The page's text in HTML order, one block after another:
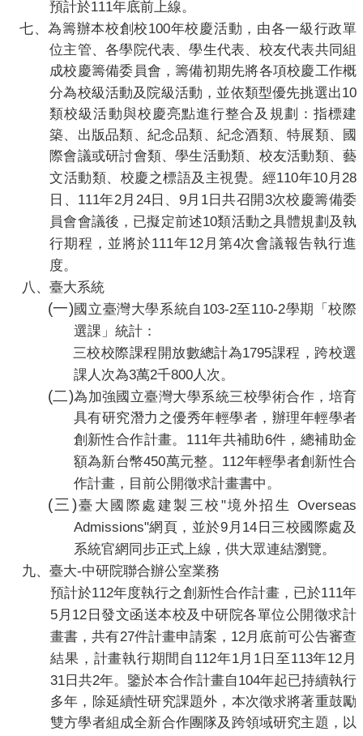
預計於111年底前上線。
七、為籌辦本校創校100年校慶活動，由各一級行政單
位主管、各學院代表、學生代表、校友代表共同組
成校慶籌備委員會，籌備初期先將各項校慶工作概
分為校級活動及院級活動，並依類型優先挑選出10
類校級活動與校慶亮點進行整合及規劃：指標建
築、出版品類、紀念品類、紀念酒類、特展類、國
際會議或研討會類、學生活動類、校友活動類、藝
文活動類、校慶之標語及主視覺。經110年10 月28
日、 111年2月 24日、 9月 1日共召開3次校慶籌備委
員會會議後，已擬定前述10類活動之具體規劃及執
行期程，並將於111年12月第4次會議報告執行進
度。
八、 臺大系統
(一)國立臺灣大學系統自 103-2至110-2學期「校際
選課」統計：
三校校際課程開放數總計為1795課程，跨校選
課人次為3萬2千800人次。
(二)為加強國立臺灣大學系統三校學術合作，培育
具有研究潛力之優秀年輕學者，辦理年輕學者
創新性合作計畫。 111年共補助6件，總補助金
額為新台幣450萬元整。 112年輕學者創新性合
作計畫，目前公開徵求計畫書中。
(三 )臺大國際處建製三校 "境外招生
Overseas
Admissions"網頁，並於9 月 14 日三校國際處及
系統官網同步正式上線，供大眾連結瀏覽。
九、 臺大-中研院聯合辦公室業務
預計於112年度執行之創新性合作計畫，已於111年
5 月 12 日發文函送本校及中研院各單位公開徵求計
畫書，共有27件計畫申請案， 12月底前可公告審查
結果，計畫執行期間自 112年1月 1 日至113年12 月
31 日共2年。鑒於本合作計畫自104年起已持續執行
多年，除延續性研究課題外，本次徵求將著重鼓勵
雙方學者組成全新合作團隊及跨領域研究主題，以